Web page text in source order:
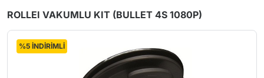
ROLLEI VAKUMLU KIT (BULLET 4S 1080P)
%5 İNDİRİMLİ